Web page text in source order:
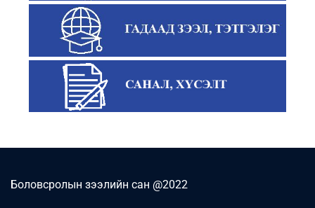
Боловсролын зээлийн сан @2022